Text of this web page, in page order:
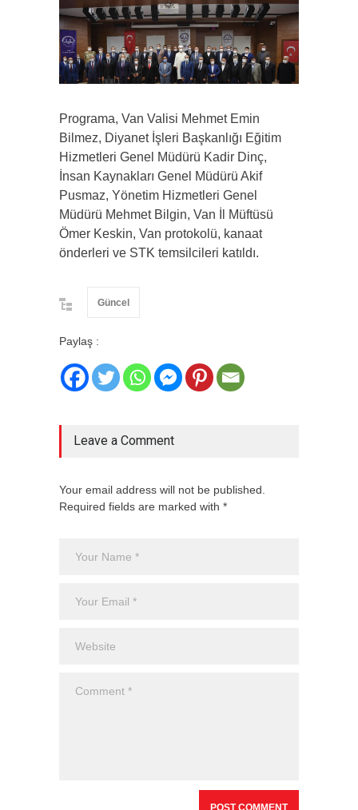
Programa, Van Valisi Mehmet Emin
Bilmez, Diyanet İşleri Başkanlığı Eğitim
Hizmetleri Genel Müdürü Kadir Dinç,
İnsan Kaynakları Genel Müdürü Akif
Pusmaz, Yönetim Hizmetleri Genel
Müdürü Mehmet Bilgin, Van İl Müftüsü
Ömer Keskin, Van protokolü, kanaat
önderleri ve STK temsilcileri katıldı.
Güncel
Paylaş :
Leave a Comment
Your email address will not be published.
Required fields are marked with *